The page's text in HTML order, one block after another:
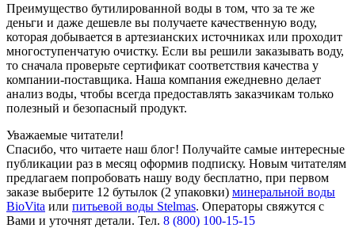
Преимущество бутилированной воды в том, что за те же
деньги и даже дешевле вы получаете качественную воду,
которая добывается в артезианских источниках или проходит
многоступенчатую очистку. Если вы решили заказывать воду,
то сначала проверьте сертификат соответствия качества у
компании-поставщика. Наша компания ежедневно делает
анализ воды, чтобы всегда предоставлять заказчикам только
полезный и безопасный продукт.
Уважаемые читатели!
Спасибо, что читаете наш блог! Получайте самые интересные
публикации раз в месяц оформив подписку. Новым читателям
предлагаем попробовать нашу воду бесплатно, при первом
заказе выберите 12 бутылок (2 упаковки) минеральной воды
BioVita или питьевой воды Stelmas. Операторы свяжутся с
Вами и уточнят детали. Тел. 8 (800) 100-15-15